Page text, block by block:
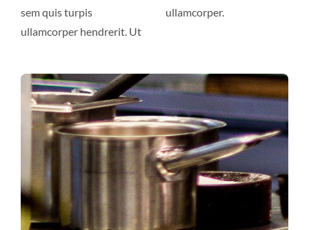
sem quis turpis
ullamcorper hendrerit. Ut
ullamcorper.